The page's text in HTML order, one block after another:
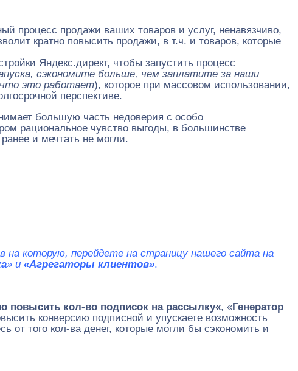
процесс продажи ваших товаров и услуг, ненавязчиво,
кратно повысить продажи, в т.ч. и товаров, которые
Яндекс.директ, чтобы запустить процесс
сэкономите больше, чем заплатите за наши
это работает), которое при массовом использовании,
перспективе.
большую часть недоверия с особо
рациональное чувство выгоды, в большинстве
и мечтать не могли.
которую, перейдете на страницу нашего сайта на
» и «Агрегаторы клиентов».
повысить кол-во подписок на рассылку«, «Генератор
конверсию подписной и упускаете возможность
от того кол-ва денег, которые могли бы сэкономить и